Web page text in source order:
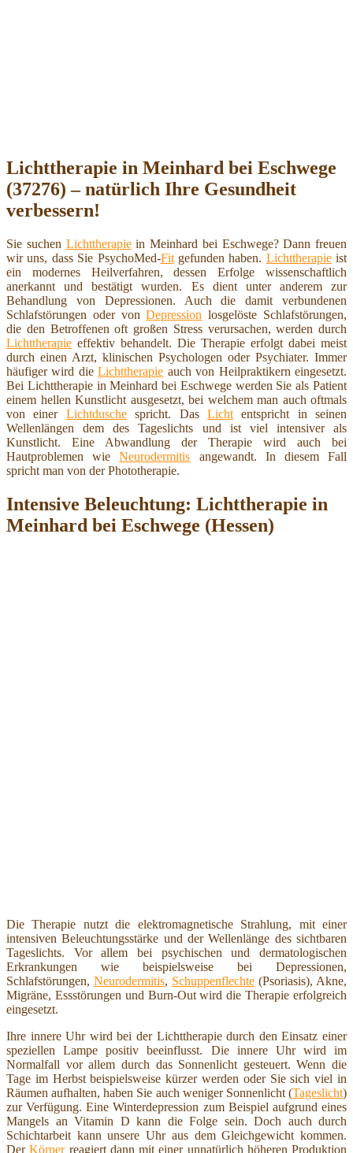
Lichttherapie in Meinhard bei Eschwege
(37276) – natürlich Ihre Gesundheit
verbessern!
Sie suchen Lichttherapiein Meinhard bei Eschwege? Dann freuen
wir uns, dass Sie PsychoMed-Fitgefunden haben. Lichttherapieist
ein modernes Heilverfahren, dessen Erfolge wissenschaftlich
anerkannt und bestätigt wurden. Es dient unter anderem zur
Behandlung von Depressionen. Auch die damit verbundenen
Schlafstörungen oder vonDepression losgelöste Schlafstörungen,
die den Betroffenen oft großen Stress verursachen, werden durch
Lichttherapie effektiv behandelt. Die Therapie erfolgt dabei meist
durch einen Arzt, klinischen Psychologen oder Psychiater. Immer
häufiger wird dieLichttherapie auch von Heilpraktikern eingesetzt.
Bei Lichttherapie in Meinhard bei Eschwege werden Sie als Patient
einem hellen Kunstlicht ausgesetzt, bei welchem man auch oftmals
von einer Lichtduschespricht. Das Lichtentspricht in seinen
Wellenlängen dem des Tageslichts und ist viel intensiver als
Kunstlicht. Eine Abwandlung der Therapie wird auch bei
Hautproblemen wieNeurodermitis angewandt. In diesem Fall
spricht man von der Phototherapie.
Intensive Beleuchtung: Lichttherapie in
Meinhard bei Eschwege (Hessen)
Die Therapie nutzt die elektromagnetische Strahlung, mit einer
intensiven Beleuchtungsstärke und der Wellenlänge des sichtbaren
Tageslichts. Vor allem bei psychischen und dermatologischen
Erkrankungen wie beispielsweise bei Depressionen,
Schlafstörungen, Neurodermitis, Schuppenflechte (Psoriasis), Akne,
Migräne, Essstörungen und Burn-Out wird die Therapie erfolgreich
eingesetzt.
Ihre innere Uhr wird bei der Lichttherapie durch den Einsatz einer
speziellen Lampe positiv beeinflusst. Die innere Uhr wird im
Normalfall vor allem durch das Sonnenlicht gesteuert. Wenn die
Tage im Herbst beispielsweise kürzer werden oder Sie sich viel in
Räumen aufhalten, haben Sie auch weniger Sonnenlicht (Tageslicht)
zur Verfügung. Eine Winterdepression zum Beispiel aufgrund eines
Mangels an Vitamin D kann die Folge sein. Doch auch durch
Schichtarbeit kann unsere Uhr aus dem Gleichgewicht kommen.
DerKörperreagiert dann mit einer unnatürlich höheren Produktion